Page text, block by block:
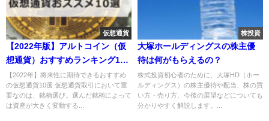
仮想通貨
【2022年版】アルトコイン（仮
想通貨）おすすめランキング10
選！最新の銘柄なども踏まえて
徹底比較
【2022年】将来性に期待できるおすすめ
の仮想通貨10選 仮想通貨取引において重
要なのは、銘柄選び。選んだ銘柄によって
は資産が大きく変動する...
株投資
大塚ホールディングスの株主優
待は何がもらえるの？
株式投資初心者のために、大塚HD（ホー
ルディングス）の株主優待や配当、株の買
い方・売り方、今後の展望などについても
分かりやすく解説します。...